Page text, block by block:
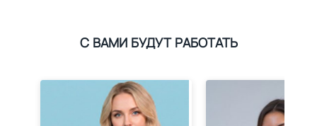
С ВАМИ БУДУТ РАБОТАТЬ